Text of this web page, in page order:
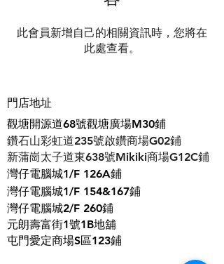
此會員新增自己的相關資訊時，您將在
此處查看。
門店地址
觀塘開源道68號觀塘廣場M30鋪
鑽石山彩虹道235號啟鑽商場G02鋪
​新蒲崗太子道東638號Mikiki商場G12C鋪
灣仔電腦城1/F 126A鋪
灣仔電腦城1/F 154&167鋪
灣仔電腦城2/F 260鋪
元朗壽富街1號1B地舖
屯門愛定商場S區123鋪